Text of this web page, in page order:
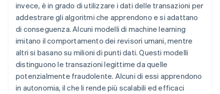
invece, è in grado di utilizzare i dati delle transazioni per
addestrare gli algoritmi che apprendono e si adattano
di conseguenza. Alcuni modelli di machine learning
imitano il comportamento dei revisori umani, mentre
altri si basano su milioni di punti dati. Questi modelli
distinguono le transazioni legittime da quelle
potenzialmente fraudolente. Alcuni di essi apprendono
in autonomia, il che li rende più scalabili ed efficaci